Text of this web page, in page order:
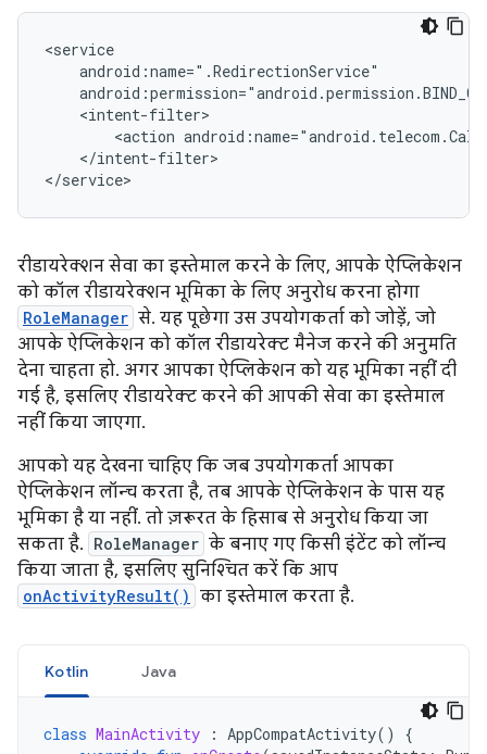
<action
</intent-filter>
रीडायरेक्शन सेवा का इस्तेमाल करने के लिए, आपके ऐप्लिकेशन
को कॉल रीडायरेक्शन भूमिका के लिए अनुरोध करना होगा
RoleManager से. यह पूछेगा उस उपयोगकर्ता को जोड़ें, जो
आपके ऐप्लिकेशन को कॉल रीडायरेक्ट मैनेज करने की अनुमति
देना चाहता हो. अगर आपका ऐप्लिकेशन को यह भूमिका नहीं दी
गई है, इसलिए रीडायरेक्ट करने की आपकी सेवा का इस्तेमाल
नहीं किया जाएगा.
आपको यह देखना चाहिए कि जब उपयोगकर्ता आपका
ऐप्लिकेशन लॉन्च करता है, तब आपके ऐप्लिकेशन के पास यह
भूमिका है या नहीं. तो ज़रूरत के हिसाब से अनुरोध किया जा
सकता है. RoleManager के बनाए गए किसी इंटेंट को लॉन्च
किया जाता है, इसलिए सुनिश्चित करें कि आप
onActivityResult() का इस्तेमाल करता है.
Kotlin Java
class MainActivity : AppCompatActivity()
{